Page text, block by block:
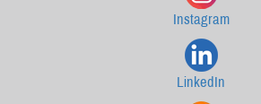
Instagram
LinkedIn